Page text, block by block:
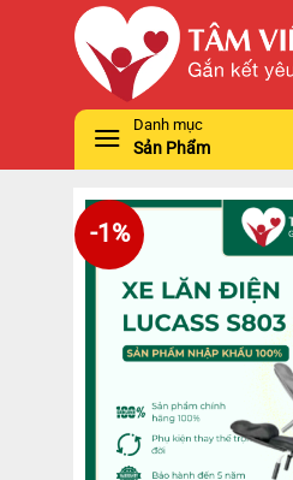
Danh mục
Sản Phẩm
-1%